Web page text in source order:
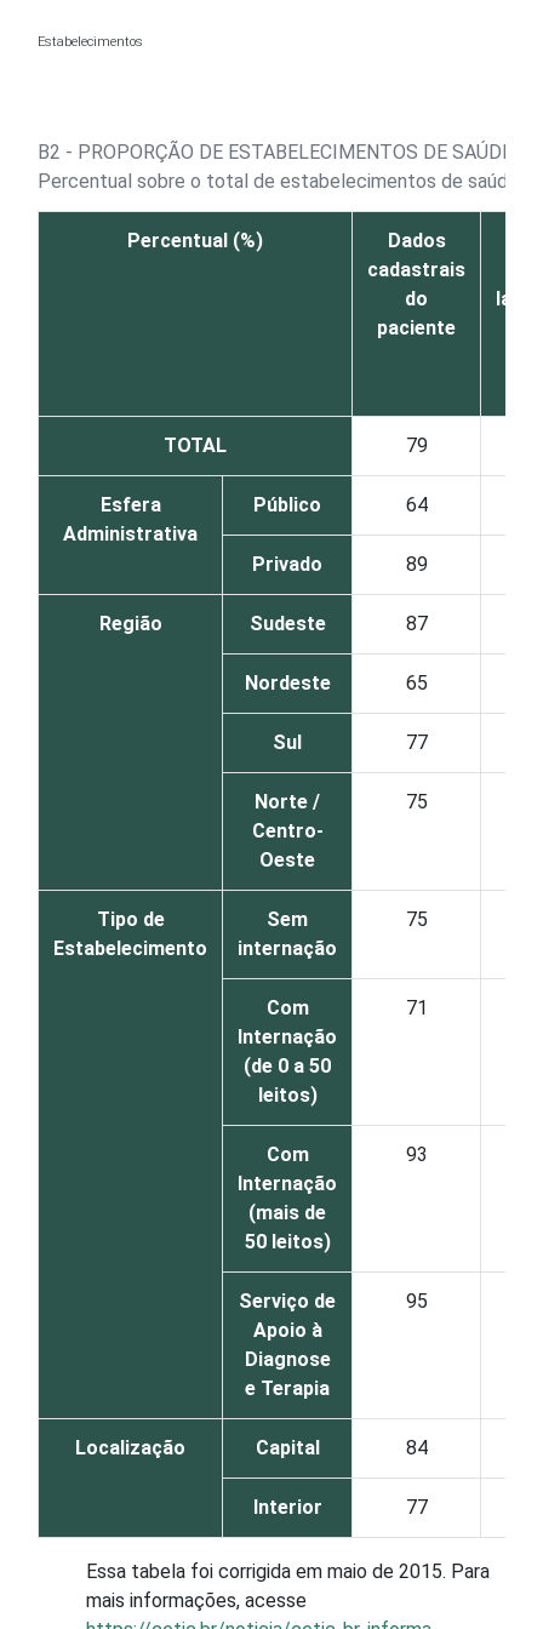
Estabelecimentos
B2 - PROPORÇÃO DE ESTABELECIMENTOS DE SAÚDE,
Percentual sobre o total de estabelecimentos de saúde
Percentual (%)
Dados
cadastrais
do
paciente
TOTAL 79
Esfera
Administrativa
Público 64
Privado 89
Região Sudeste 87
Nordeste 65
Sul 77
Norte /
Centro-
Oeste
75
Tipo de
Estabelecimento
Sem
internação
75
Com
Internação
(de 0 a 50
leitos)
71
Com
Internação
(mais de
50 leitos)
93
Serviço de
Apoio à
Diagnose
e Terapia
95
Localização Capital 84
Interior 77
Essa tabela foi corrigida em maio de 2015. Para
mais informações, acesse